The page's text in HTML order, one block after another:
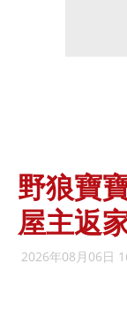
野狼寶
屋主返
2026年08月06日